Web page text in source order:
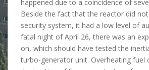
happened due to a coincidence of
Beside the fact that the reactor did
security system, it had a low level of
fatal night of April 26, there was an
on, which should have tested the
turbo-generator unit. Overheating fuel